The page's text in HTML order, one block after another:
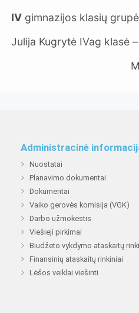
IV gimnazijos klasių
Julija Kugrytė IVag klasė –
Administracinė
Nuostatai
Planavimo dokumentai
Dokumentai
Vaiko gerovės komisija (VGK)
Darbo užmokestis
Viešieji pirkimai
Biudžeto vykdymo ataskaitų
Finansinių ataskaitų rinkiniai
Lėšos veiklai viešinti